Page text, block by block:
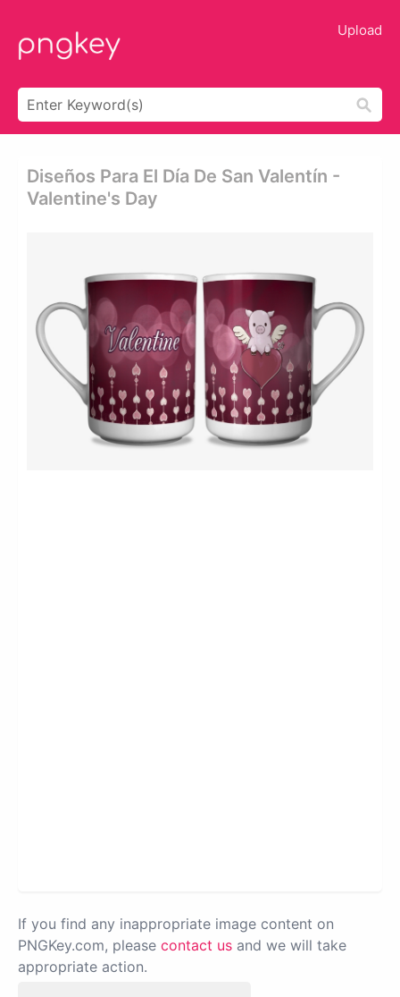
Upload
Diseños Para El Día De San Valentín -
Valentine's Day
If you find any inappropriate image content on
PNGKey.com, please contact us and we will take
appropriate action.